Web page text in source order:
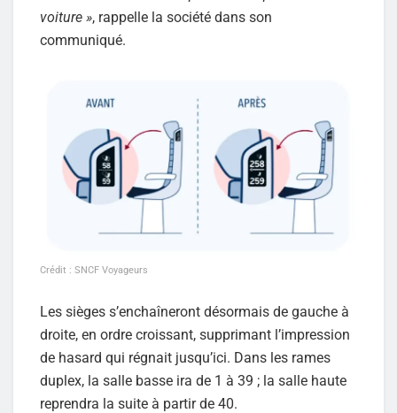
voiture », rappelle la société dans son
communiqué.
Crédit : SNCF Voyageurs
Les sièges s’enchaîneront désormais de gauche à
droite, en ordre croissant, supprimant l’impression
de hasard qui régnait jusqu’ici. Dans les rames
duplex, la salle basse ira de 1 à 39 ; la salle haute
reprendra la suite à partir de 40.